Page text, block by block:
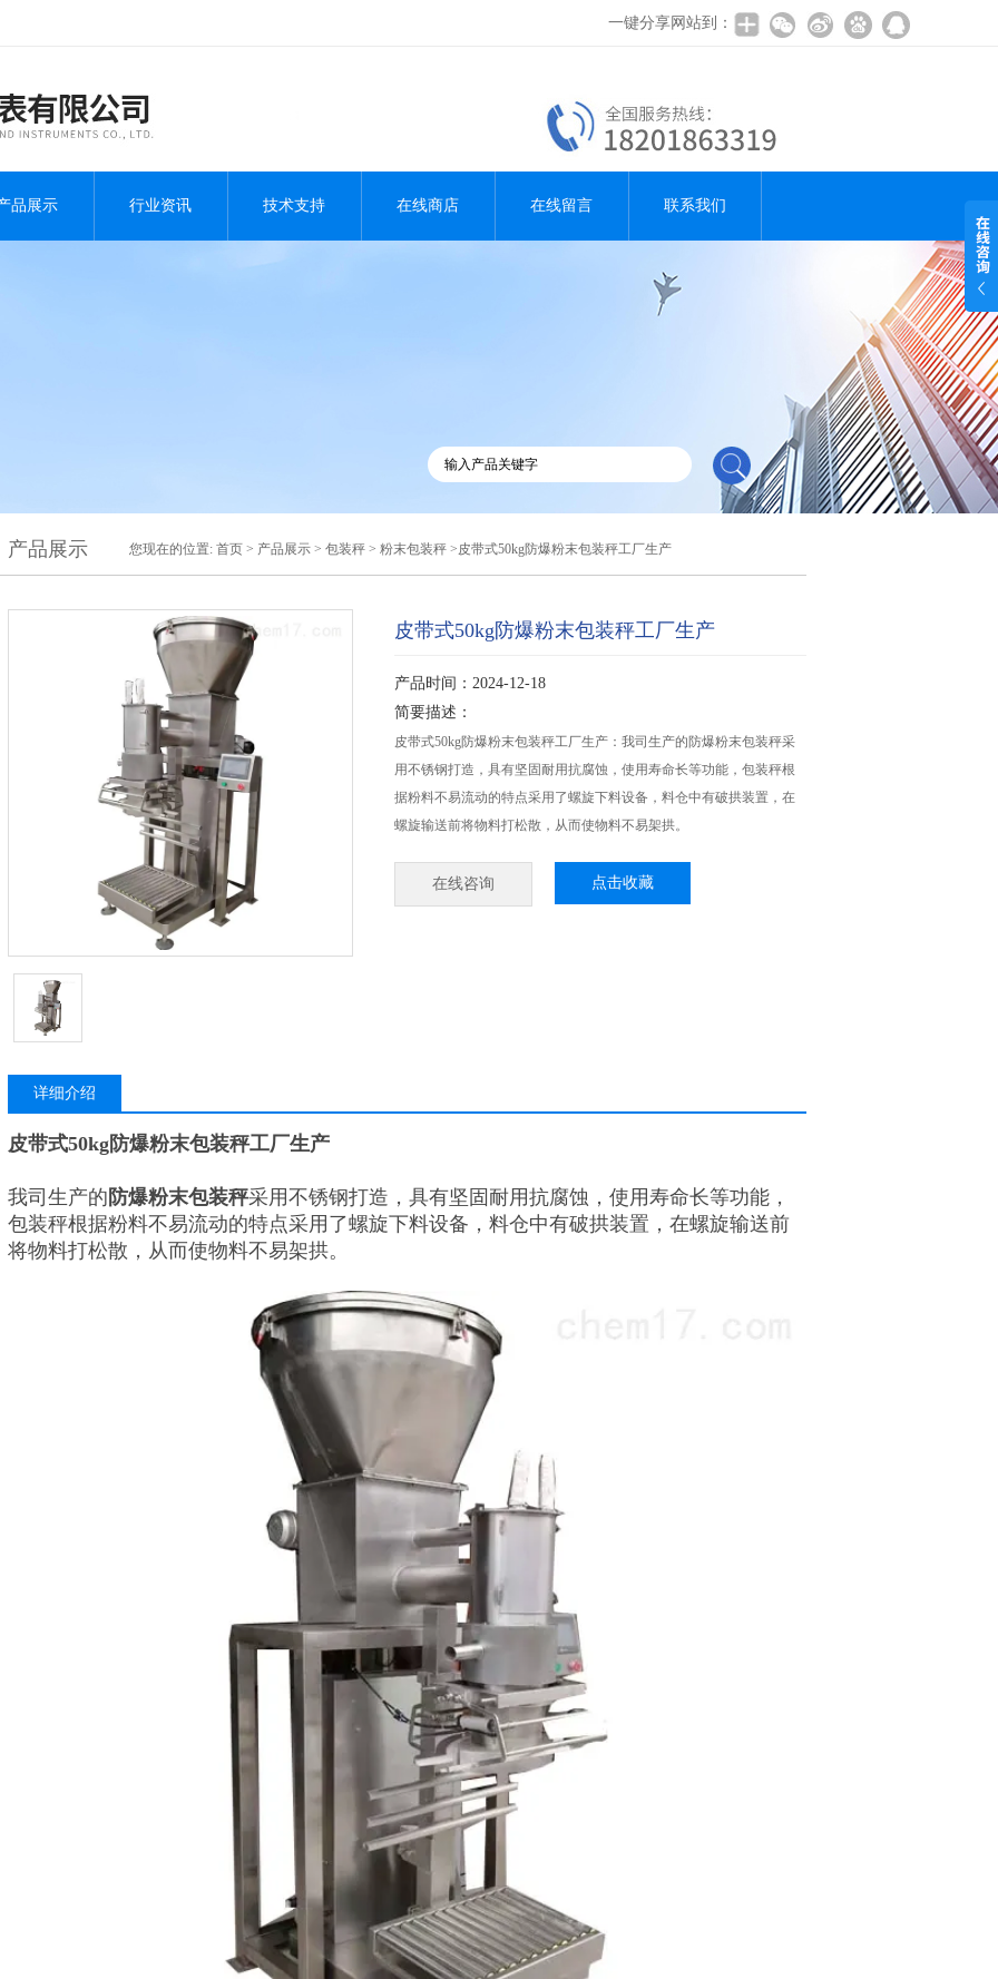
一键分享网站到：
品展示 行业资讯 技术支持 在线商店 在线留言 联系我们
产品展示 您现在的位置: 首页 > 产品展示 > 包装秤 > 粉末包装秤 >皮带式50kg防爆粉末包装秤工厂生产
皮带式50kg防爆粉末包装秤工厂生产
产品时间：2024-12-18
简要描述：
皮带式50kg防爆粉末包装秤工厂生产：我司生产的防爆粉末包装秤采
用不锈钢打造，具有坚固耐用抗腐蚀，使用寿命长等功能，包装秤根
据粉料不易流动的特点采用了螺旋下料设备，料仓中有破拱装置，在
螺旋输送前将物料打松散，从而使物料不易架拱。
在线咨询 点击收藏
详细介绍
皮带式50kg防爆粉末包装秤工厂生产
我司生产的 防爆粉末包装秤采用不锈钢打造，具有坚固耐用抗腐蚀，使用寿命长等功能，
包装秤根据粉料不易流动的特点采用了螺旋下料设备，料仓中有破拱装置，在螺旋输送前
将物料打松散，从而使物料不易架拱。